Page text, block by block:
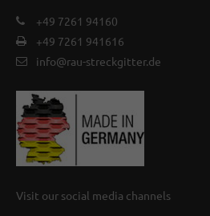
+49 7261 94160
+49 7261 941616
info@rau-streckgitter.de
Visit our social media channels